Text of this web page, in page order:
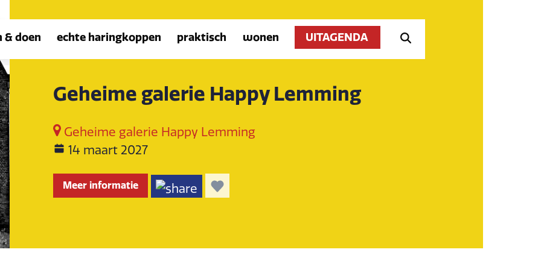
& doen echte haringkoppen praktisch wonen UITAGENDA
Geheime galerie Happy Lemming
Geheime galerie Happy Lemming
14 maart 2027
Meer informatie